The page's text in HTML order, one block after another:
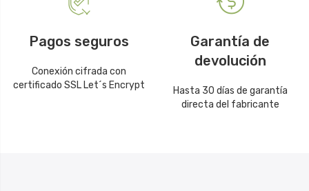
Pagos seguros
Conexión cifrada con
certificado SSL Let´s Encrypt
Garantía de
devolución
Hasta 30 días de garantía
directa del fabricante